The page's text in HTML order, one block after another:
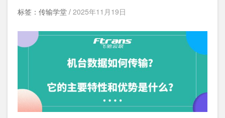
标签：传输学堂 / 2025年11月19日